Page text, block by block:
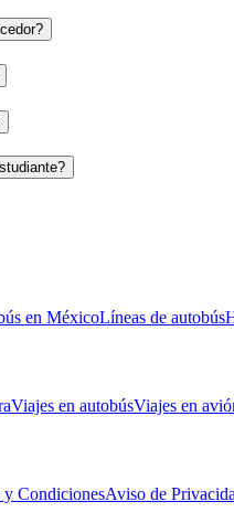
en MéxicoLíneas de autobús
Viajes en autobúsViajes en
y CondicionesAviso de